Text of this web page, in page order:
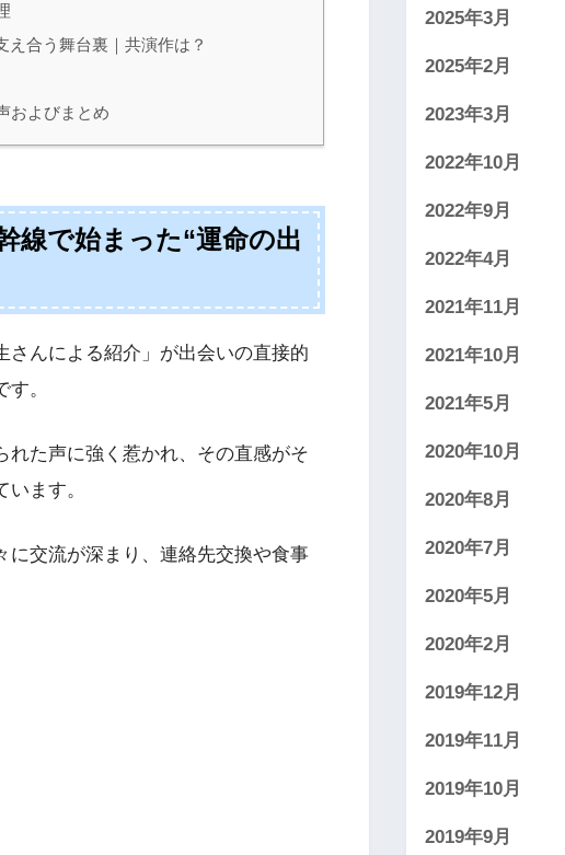
え合う舞台裏｜共演作は？
およびまとめ
線で始まった“運命の出
さんによる紹介」が出会いの直接的
。
た声に強く惹かれ、その直感がそ
ます。
に交流が深まり、連絡先交換や食事
2025年3月
2025年2月
2023年3月
2022年10月
2022年9月
2022年4月
2021年11月
2021年10月
2021年5月
2020年10月
2020年8月
2020年7月
2020年5月
2020年2月
2019年12月
2019年11月
2019年10月
2019年9月